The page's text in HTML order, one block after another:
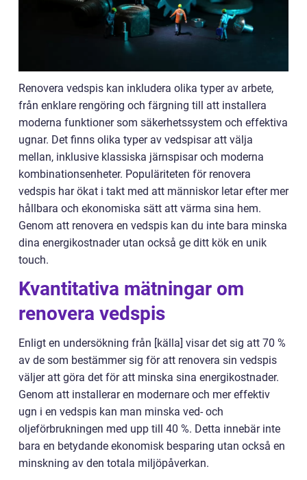
Renovera vedspis kan inkludera olika typer av arbete,
från enklare rengöring och färgning till att installera
moderna funktioner som säkerhetssystem och effektiva
ugnar. Det finns olika typer av vedspisar att välja
mellan, inklusive klassiska järnspisar och moderna
kombinationsenheter. Populäriteten för renovera
vedspis har ökat i takt med att människor letar efter mer
hållbara och ekonomiska sätt att värma sina hem.
Genom att renovera en vedspis kan du inte bara minska
dina energikostnader utan också ge ditt kök en unik
touch.
Kvantitativa mätningar om
renovera vedspis
Enligt en undersökning från [källa] visar det sig att 70 %
av de som bestämmer sig för att renovera sin vedspis
väljer att göra det för att minska sina energikostnader.
Genom att installerar en modernare och mer effektiv
ugn i en vedspis kan man minska ved- och
oljeförbrukningen med upp till 40 %. Detta innebär inte
bara en betydande ekonomisk besparing utan också en
minskning av den totala miljöpåverkan.